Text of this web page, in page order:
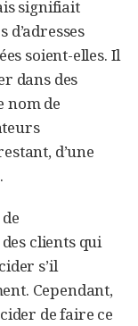
signifiait
soient-elles. Il
dans des
nom de
d’une
clients qui
s’il
Cependant,
de faire ce